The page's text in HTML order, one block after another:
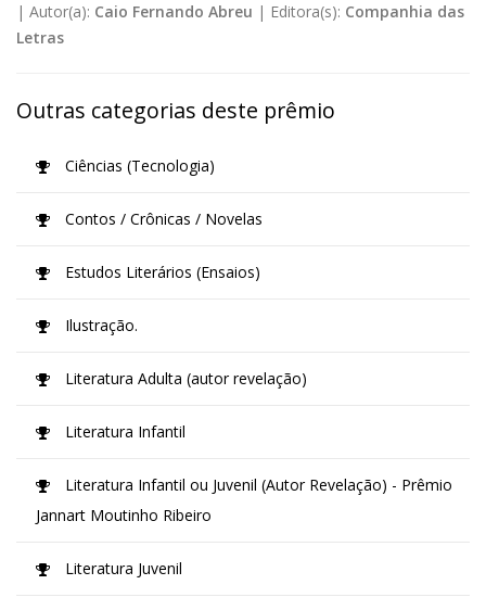
| Autor(a): Caio Fernando Abreu | Editora(s): Companhia das
Letras
Outras categorias deste prêmio
Ciências (Tecnologia)
Contos / Crônicas / Novelas
Estudos Literários (Ensaios)
Ilustração.
Literatura Adulta (autor revelação)
Literatura Infantil
Literatura Infantil ou Juvenil (Autor Revelação) - Prêmio
Jannart Moutinho Ribeiro
Literatura Juvenil